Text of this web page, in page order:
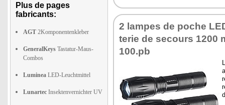
Plus de pages
fabricants:
AGT 2Komponentenkleber
GeneralKeys Tastatur-Maus-
Combos
Luminea LED-Leuchtmittel
Lunartec Insektenvernichter UV
2 lampes de poche
te­rie de secours 1200
100.pb